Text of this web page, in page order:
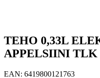
TEHO 0,33L
APPELSIINI
EAN: 6419800121763